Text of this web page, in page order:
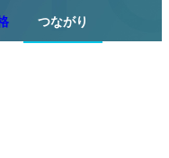
つながり